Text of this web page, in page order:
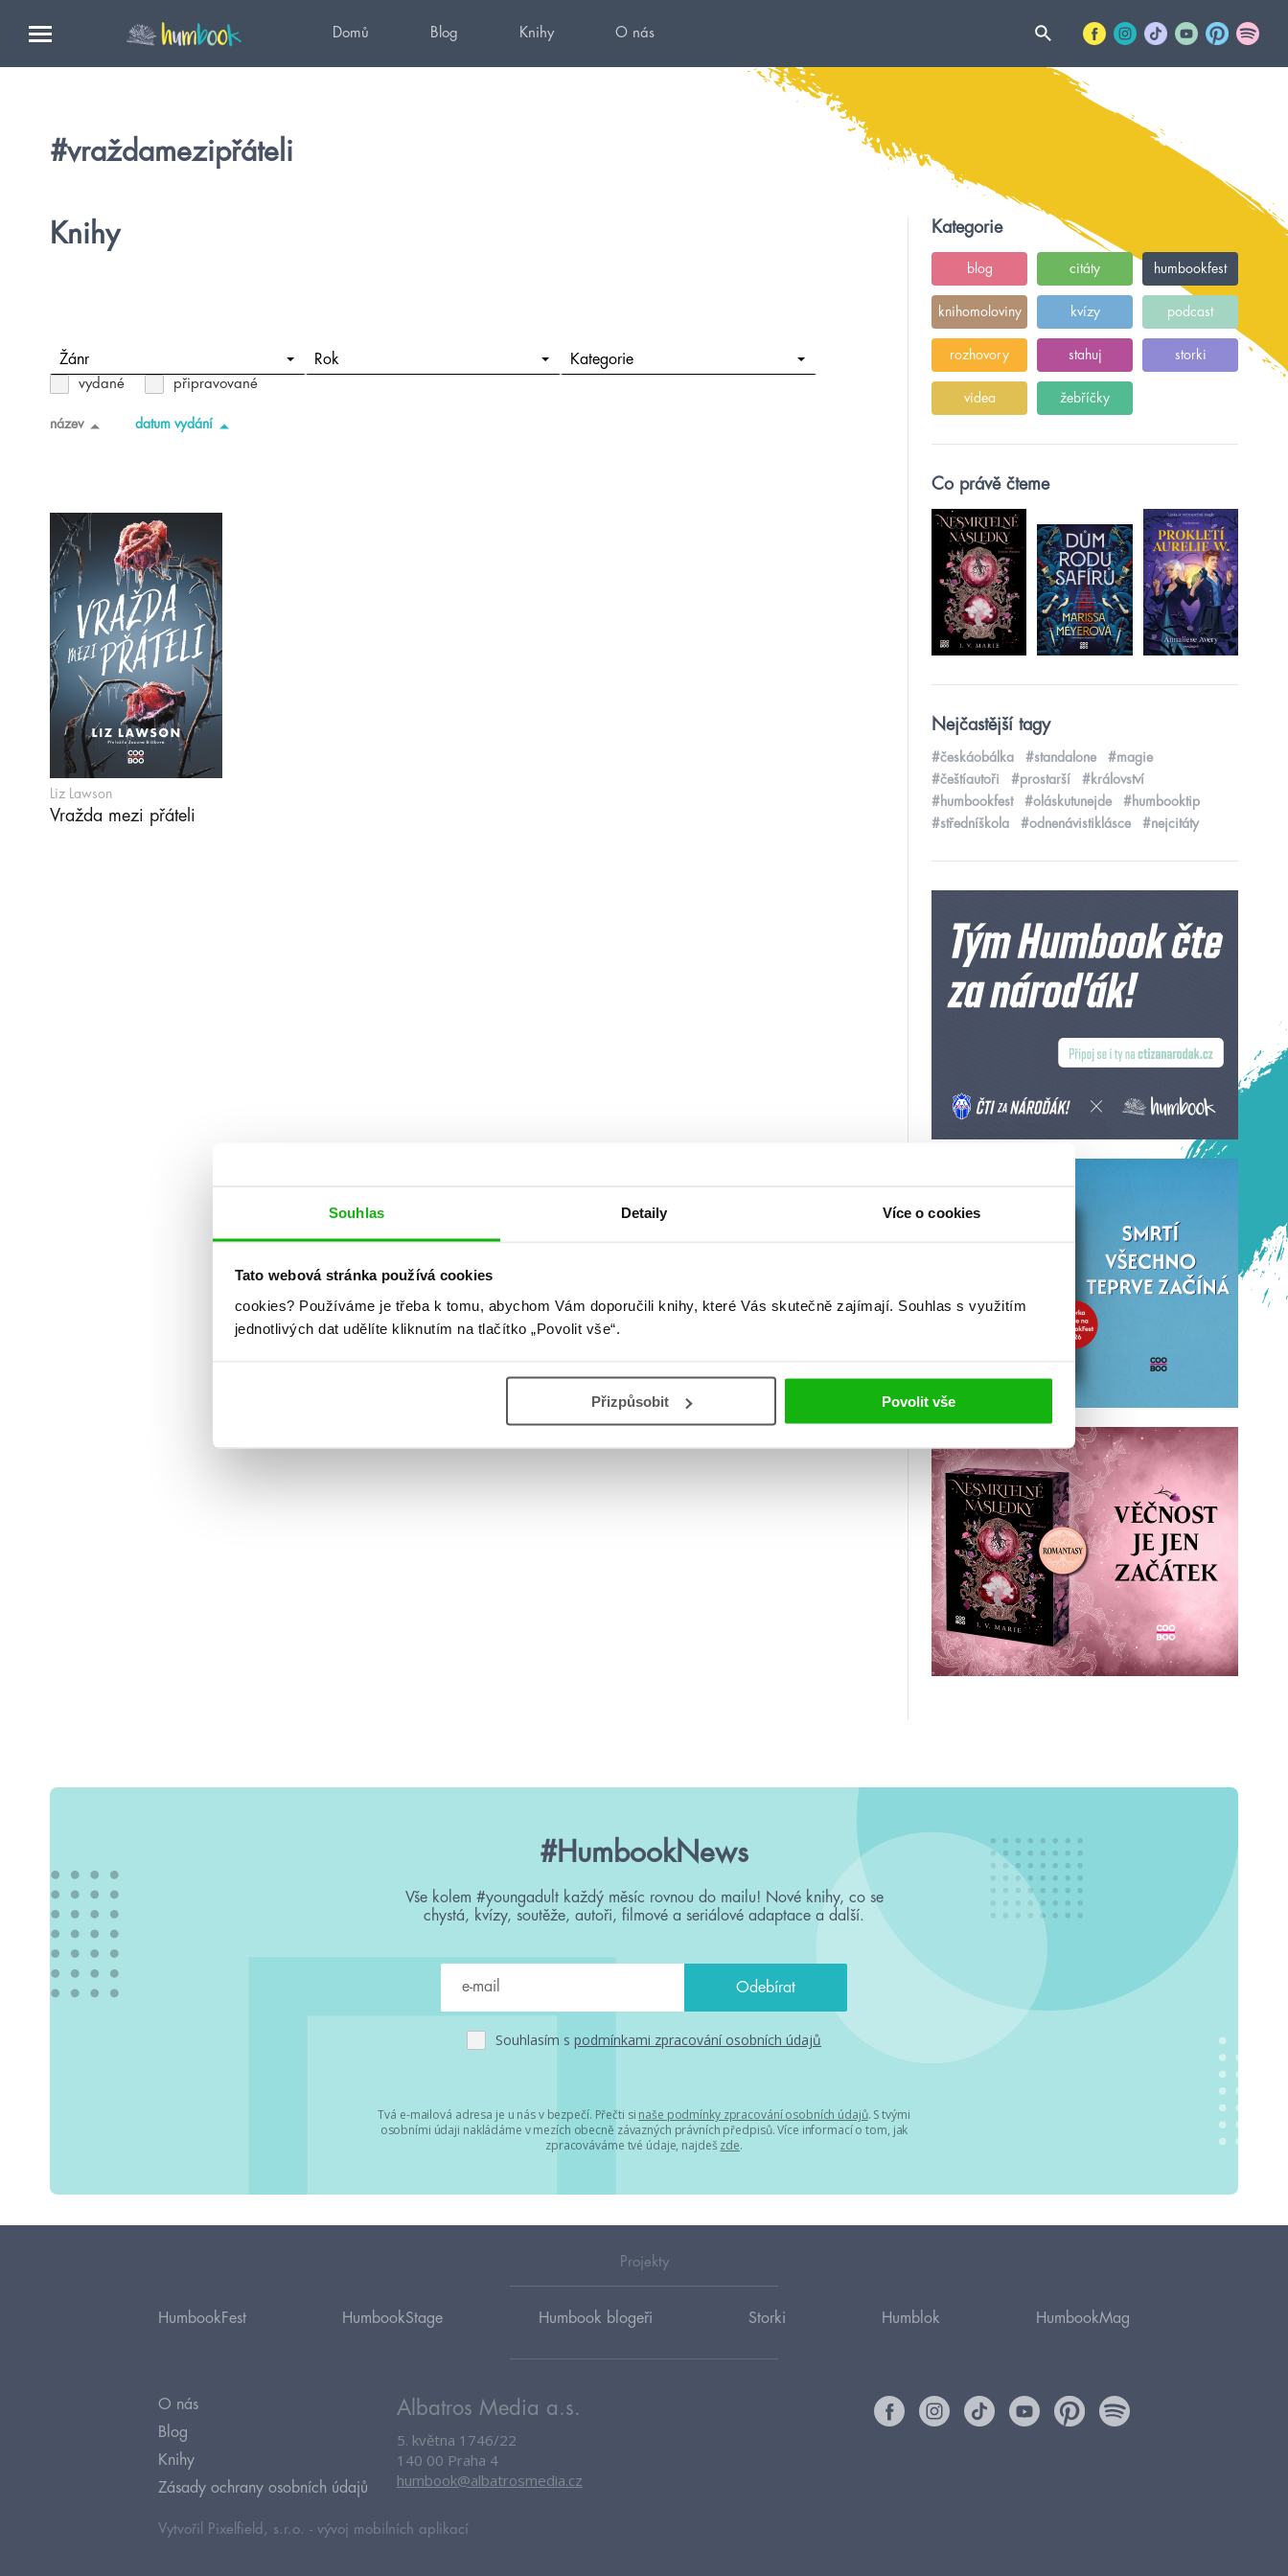
Souhlas Detaily Více o cookies
Tato webová stránka používá cookies
cookies? Používáme je třeba k tomu, abychom Vám doporučili knihy, které Vás skutečně zajímají. Souhlas s využitím
jednotlivých dat udělíte kliknutím na tlačítko „Povolit vše“.
Přizpůsobit Povolit vše
Domů Blog Knihy O nás
#vraždamezipřáteli
Knihy
Žánr Rok Kategorie
vydané připravované
název datum vydání
Liz Lawson
Vražda mezi přáteli
Kategorie
blog citáty humbookfest
knihomoloviny kvízy podcast
rozhovory stahuj storki
videa žebříčky
Co právě čteme
Nejčastější tagy
#českáobálka #standalone
#magie
#češtíautoři
#prostarší
#království
#humbookfest
#oláskutunejde
#humbooktip
#středníškola
#odnenávistiklásce #nejcitáty
#HumbookNews
Vše kolem #youngadult každý měsíc rovnou do mailu! Nové knihy, co se
chystá, kvízy, soutěže, autoři, filmové a seriálové adaptace a další.
Souhlasím s podmínkami zpracování osobních údajů
Tvá e-mailová adresa je u nás v bezpečí. Přečti si naše podmínky zpracování osobních údajů. S tvými
osobními údaji nakládáme v mezích obecně závazných právních předpisů. Více informací o tom, jak
zpracováváme tvé údaje, najdeš zde.
Projekty
HumbookFest HumbookStage Humbook blogeři Storki Humblok HumbookMag
O nás
Blog
Knihy
Zásady ochrany osobních údajů
Albatros Media a.s.
5. května 1746/22
140 00 Praha 4
humbook@albatrosmedia.cz
Vytvořil Pixelfield, s.r.o. - vývoj mobilních aplikací